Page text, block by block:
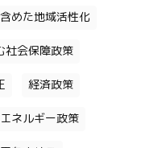
めた地域活性化
社会保障政策
経済政策
ネルギー政策